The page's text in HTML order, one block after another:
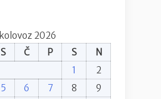
kolovoz 2026
S Č P S
N
1
2
5 6 7 8
9